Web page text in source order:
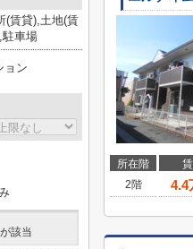
所在階
2階
4.4
(賃貸),土地(賃
車場
ョン
該当